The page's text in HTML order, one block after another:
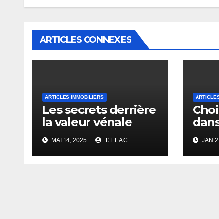
ARTICLES CONNEXES
ARTICLES IMMOBILIERS
Les secrets derrière
la valeur vénale
d’un bien
immobilier
MAI 14, 2025 DELAC JAN